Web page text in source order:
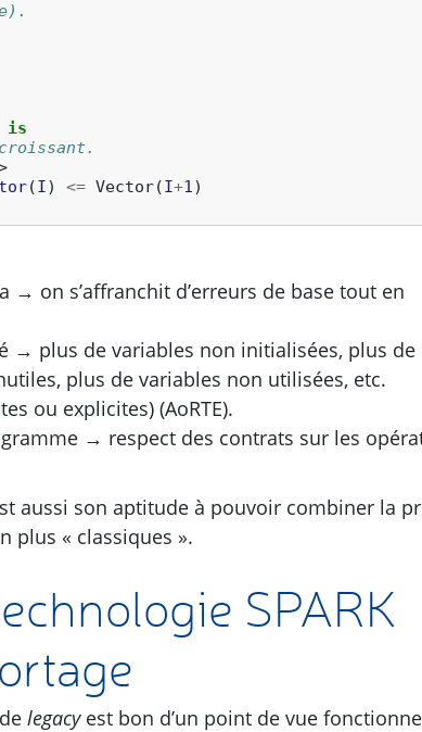
is
(I) <= Vector(I+1)
→ on s’affranchit d’erreurs de base tout en
→ plus de variables non initialisées, plus de
plus de variables non utilisées, etc.
ou explicites) (AoRTE).
→ respect des contrats sur les
aussi son aptitude à pouvoir combiner la
plus « classiques ».
SPARK
legacyest bon d’un point de vue